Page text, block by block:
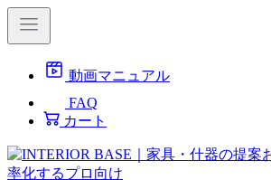
動画マニュアル
FAQ
カート